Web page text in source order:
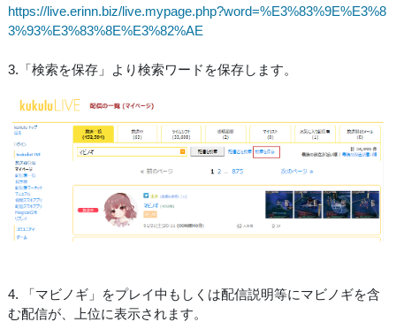
https://live.erinn.biz/live.mypage.php?word=%E3%83%9E%E3%8
3%93%E3%83%8E%E3%82%AE
3.「検索を保存」より検索ワードを保存します。
4. 「マビノギ」をプレイ中もしくは配信説明等にマビノギを含
む配信が、上位に表示されます。